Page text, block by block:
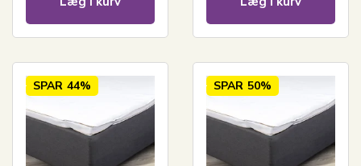
SPAR 44% SPAR 50%